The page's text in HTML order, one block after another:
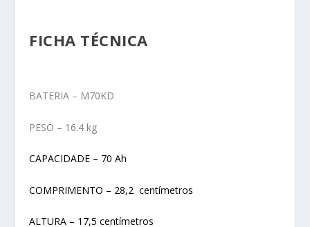
FICHA TÉCNICA
BATERIA – M70KD
PESO – 16.4 kg
CAPACIDADE – 70 Ah
COMPRIMENTO – 28,2 centímetros
ALTURA – 17,5 centímetros